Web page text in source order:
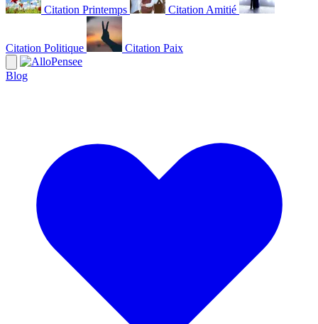
Citation Printemps Citation Amitié
Citation Politique Citation Paix
Blog